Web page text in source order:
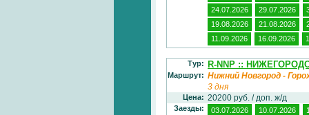
24.07.2026
29.07.2026
19.08.2026
21.08.2026
11.09.2026
16.09.2026
Тур: R-NNP ::
Маршрут: Нижний Новгород -
3 дня
Цена: 20200 руб. / доп. ж/д
Заезды: 03.07.2026 10.07.2026